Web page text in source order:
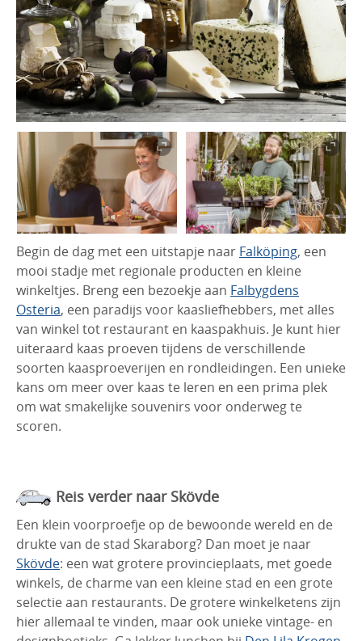
Begin de dag met een uitstapje naar Falköping, een
mooi stadje met regionale producten en kleine
winkeltjes. Breng een bezoekje aan Falbygdens
Osteria, een paradijs voor kaasliefhebbers, met alles
van winkel tot restaurant en kaaspakhuis. Je kunt hier
uiteraard kaas proeven tijdens de verschillende
soorten kaasproeverijen en rondleidingen. Een unieke
kans om meer over kaas te leren en een prima plek
om wat smakelijke souvenirs voor onderweg te
scoren.
Reis verder naar Skövde
Een klein voorproefje op de bewoonde wereld en de
drukte van de stad Skaraborg? Dan moet je naar
Skövde: een wat grotere provincieplaats, met goede
winkels, de charme van een kleine stad en een grote
selectie aan restaurants. De grotere winkelketens zijn
hier allemaal te vinden, maar ook unieke vintage- en